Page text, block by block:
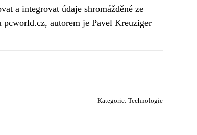
a integrovat údaje shromážděné ze
autorem je Pavel Kreuziger
Kategorie: Technologie